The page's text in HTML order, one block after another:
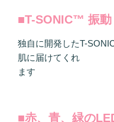
■T-SONIC™ 振動
独自に開発したT-
肌に届けてくれ
ます
■赤、青、緑の